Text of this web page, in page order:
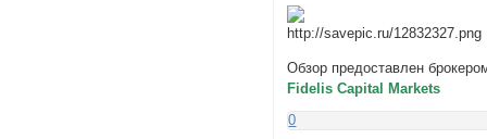
Обзор предоставлен
Fidelis Capital Markets
0